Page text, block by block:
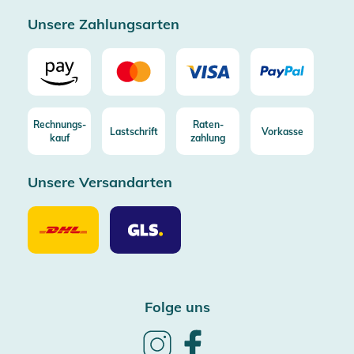
Unsere Zahlungsarten
Rechnungs-
kauf
Lastschrift
Raten-
zahlung
Vorkasse
Unsere Versandarten
Unsere
Versandarten
DHL
Unsere
Versandarten
GLS
Folge uns
Follow